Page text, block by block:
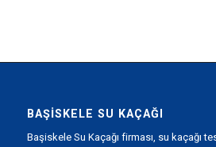
BAŞISKELE SU KAÇAĞI
Başiskele Su Kaçağı firması, su kaçağı